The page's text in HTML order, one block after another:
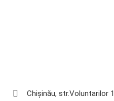
Chișinău, str.Voluntarilor